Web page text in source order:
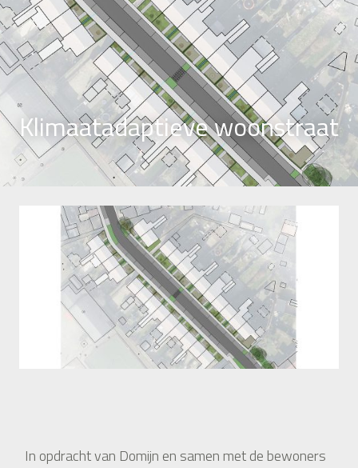
Klimaatadaptieve woonstraat
In opdracht van Domijn en samen met de bewoners